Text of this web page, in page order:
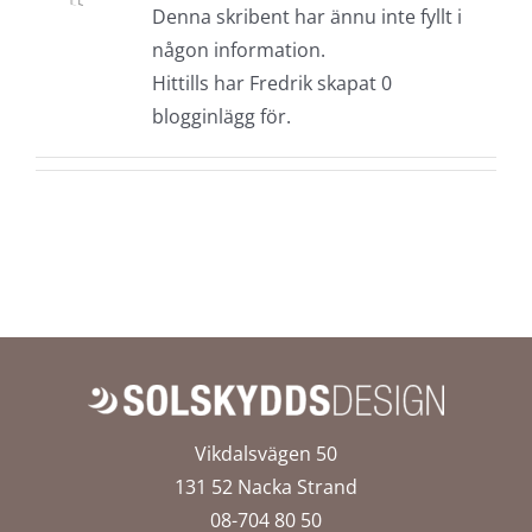
Denna skribent har ännu inte fyllt i
någon information.
Hittills har Fredrik skapat 0
blogginlägg för.
Vikdalsvägen 50
131 52 Nacka Strand
08-704 80 50